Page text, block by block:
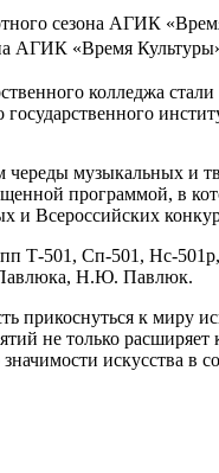
сезона АГИК
АГИК «Время
колледжа
государственного
череды музыкальных и
программой, в
и Всероссийских
Т-501, Сп-501, Нс-
Н.Ю. Павлюк.
прикоснуться к миру
не только
искусства в